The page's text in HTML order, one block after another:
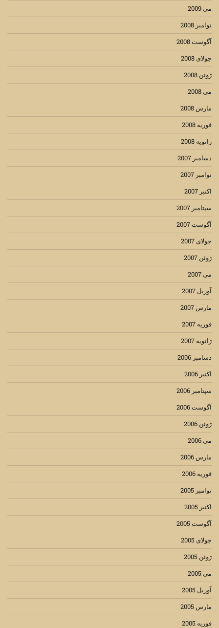
می 2009
نوامبر 2008
آگوست 2008
جولای 2008
ژوئن 2008
می 2008
مارس 2008
فوریه 2008
ژانویه 2008
دسامبر 2007
نوامبر 2007
اکتبر 2007
سپتامبر 2007
آگوست 2007
جولای 2007
ژوئن 2007
می 2007
آوریل 2007
مارس 2007
فوریه 2007
ژانویه 2007
دسامبر 2006
اکتبر 2006
سپتامبر 2006
آگوست 2006
ژوئن 2006
می 2006
مارس 2006
فوریه 2006
نوامبر 2005
اکتبر 2005
آگوست 2005
جولای 2005
ژوئن 2005
می 2005
آوریل 2005
مارس 2005
فوریه 2005